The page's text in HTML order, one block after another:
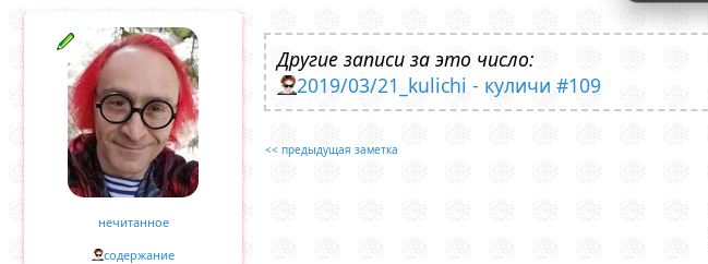
нечитанное
содержание
Другие записи за это число:
2019/03/21_kulichi - куличи #109
<< предыдущая заметка